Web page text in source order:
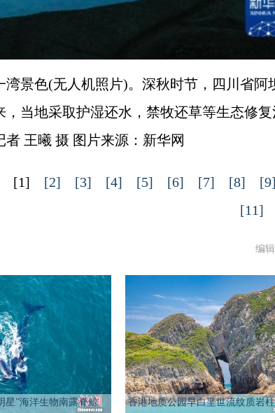
景色(无人机照片)。深秋时节，四川省阿
当地采取护湿还水，禁牧还草等生态修
王曦 摄 图片来源：新华网
[1] [2] [3] [4] [5] [6] [7] [8] [9]
[11]
编
星”海洋生物南露脊鲸 香港地质公园早白垩世流纹质岩